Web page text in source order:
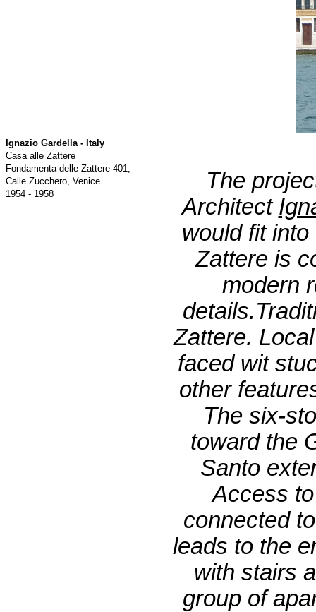
Ignazio Gardella - Italy
Casa alle Zattere
Fondamenta delle Zattere 401,
Calle Zucchero, Venice
1954 - 1958
The
Architect
would fit
Zattere is
modern
Zattere.
faced wit
other
The six-
toward the
Santo
Access
connected
leads to the
with stairs
group of